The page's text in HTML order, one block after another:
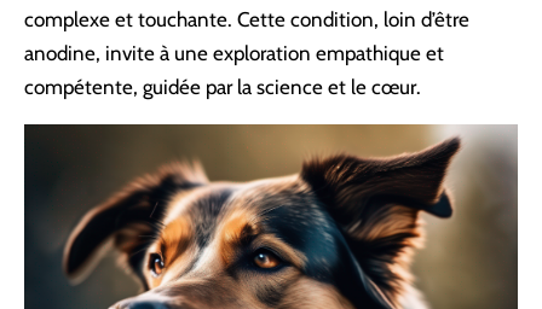
complexe et touchante. Cette condition, loin d’être
anodine, invite à une exploration empathique et
compétente, guidée par la science et le cœur.